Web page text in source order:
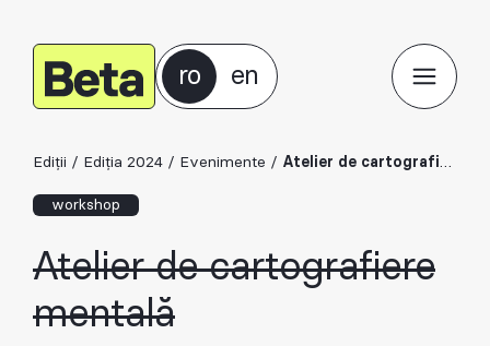
ro en
Ediții / Ediția 2024 / Evenimente / Atelier de cartografiere mentală
workshop
Atelier de cartografiere
mentală